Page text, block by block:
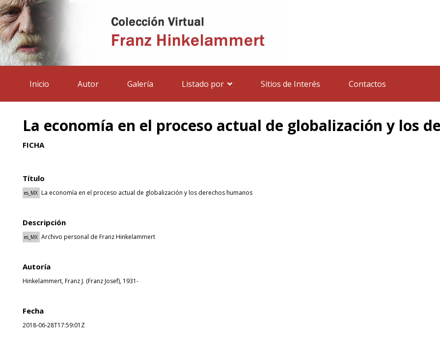
Inicio Autor Galería Listado por Sitios de Interés Contactos
La economía en el proceso actual de globalización y los
FICHA
Título
es_MX La economía en el proceso actual de globalización y los derechos humanos
Descripción
es_MX Archivo personal de Franz Hinkelammert
Autoría
Hinkelammert, Franz J. (Franz Josef), 1931-
Fecha
2018-06-28T17:59:01Z